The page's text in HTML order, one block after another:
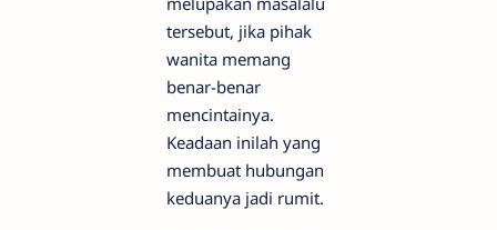
tersebut, jika pihak
wanita memang
benar-benar
mencintainya.
Keadaan inilah yang
membuat hubungan
keduanya jadi rumit.